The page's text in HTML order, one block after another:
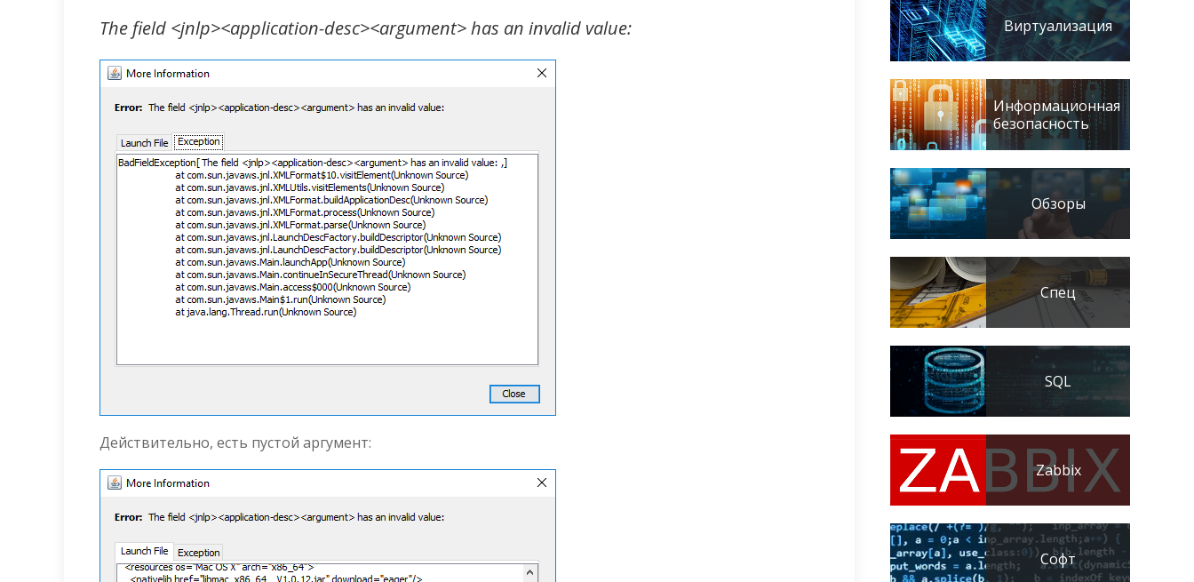
The field <jnlp><application-desc><argument> has an invalid value:
Действительно, есть пустой аргумент:
Виртуализация
Информационная
безопасность
Обзоры
Спец
SQL
Zabbix
Софт